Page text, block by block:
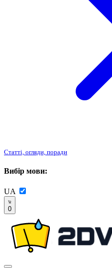
Статті, огляди, поради
Вибір мови:
UA
0